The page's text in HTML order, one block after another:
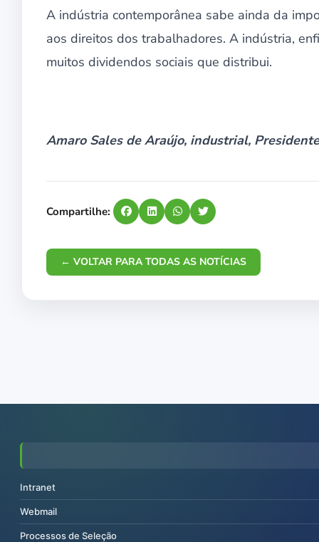
A indústria contemporânea sabe ainda da
aos direitos dos trabalhadores. A indústria,
muitos dividendos sociais que distribui.
Amaro Sales de Araújo, industrial,
Compartilhe:
← VOLTAR PARA TODAS AS NOTÍCIAS
Intranet
Webmail
Processos de Seleção